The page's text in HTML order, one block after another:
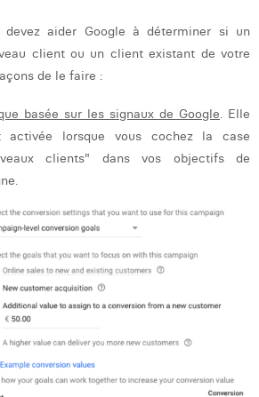
aider Google à déterminer si un
client ou un client existant de votre
de le faire :
basée sur les signaux de Google. Elle
activée lorsque vous cochez la case
clients" dans vos objectifs de